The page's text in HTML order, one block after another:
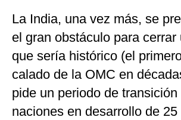
La India, una vez más, se
el gran obstáculo para cerrar
que sería histórico (el
calado de la OMC en
pide un periodo de
naciones en desarrollo de 25